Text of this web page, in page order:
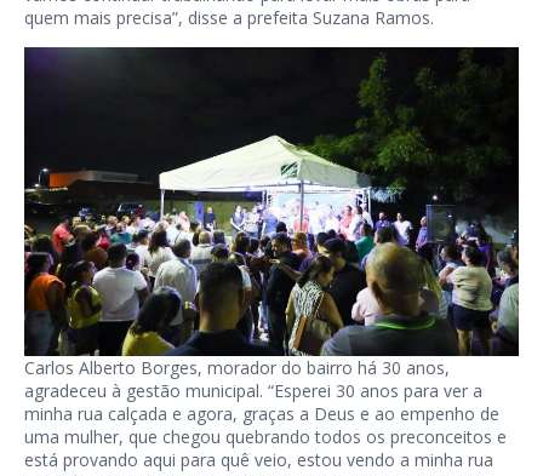
quem mais precisa”, disse a prefeita Suzana Ramos.
Carlos Alberto Borges, morador do bairro há 30 anos,
agradeceu à gestão municipal. “Esperei 30 anos para ver a
minha rua calçada e agora, graças a Deus e ao empenho de
uma mulher, que chegou quebrando todos os preconceitos e
está provando aqui para quê veio, estou vendo a minha rua